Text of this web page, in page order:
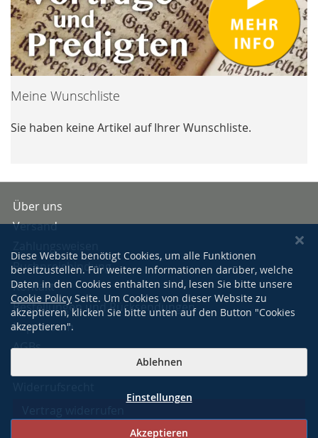
Meine Wunschliste
Sie haben keine Artikel auf Ihrer Wunschliste.
Über uns
Versand
Buchpreisbindung
Kontakt
Bestellungen und Rücksendungen
Impressum
AGBs
Diese Website benötigt Cookies, um alle Funktionen
bereitzustellen. Für weitere Informationen darüber, welche
Daten in den Cookies enthalten sind, lesen Sie bitte unsere
Cookie Policy Seite. Um Cookies von dieser Website zu
akzeptieren, klicken Sie bitte unten auf den Button "Cookies
akzeptieren".
Akzeptieren
Ablehnen
Einstellungen